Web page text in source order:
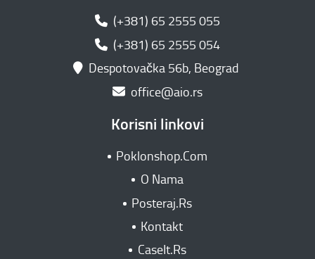
(+381) 65 2555 055
(+381) 65 2555 054
Despotovačka 56b, Beograd
office@aio.rs
Korisni linkovi
Poklonshop.Com
O Nama
Posteraj.Rs
Kontakt
CaseIt.Rs